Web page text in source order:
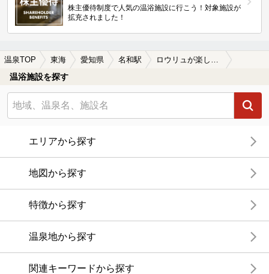
株主優待制度で人気の温浴施設に行こう！対象施設が
拡充されました！
温泉TOP 東海 愛知県 名和駅
温浴施設を探す
エリアから探す
地図から探す
特徴から探す
温泉地から探す
関連キーワードから探す